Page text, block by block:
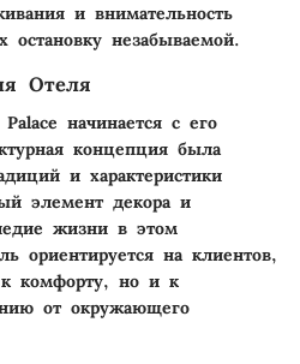
и внимательность
остановку незабываемой.
Отеля
начинается с его
концепция была
и характеристики
элемент декора и
жизни в этом
ориентируется на клиентов,
к комфорту, но и к
от окружающего